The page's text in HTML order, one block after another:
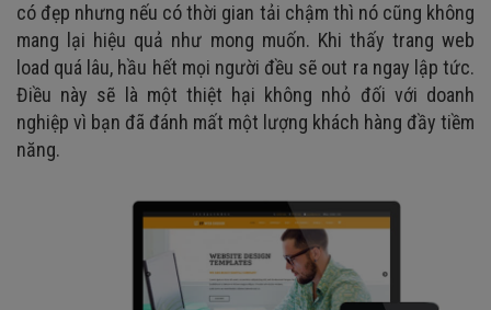
có đẹp nhưng nếu có thời gian tải chậm thì nó cũng không
mang lại hiệu quả như mong muốn. Khi thấy trang web
load quá lâu, hầu hết mọi người đều sẽ out ra ngay lập tức.
Điều này sẽ là một thiệt hại không nhỏ đối với doanh
nghiệp vì bạn đã đánh mất một lượng khách hàng đầy tiềm
năng.